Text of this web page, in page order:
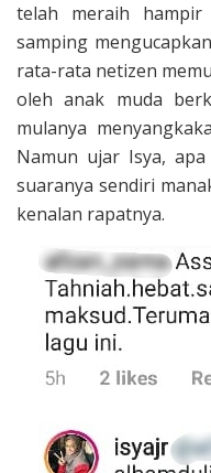
telah meraih
samping
rata-rata netizen
oleh anak muda
mulanya
Namun ujar Isya,
suaranya sendiri
kenalan rapatnya.